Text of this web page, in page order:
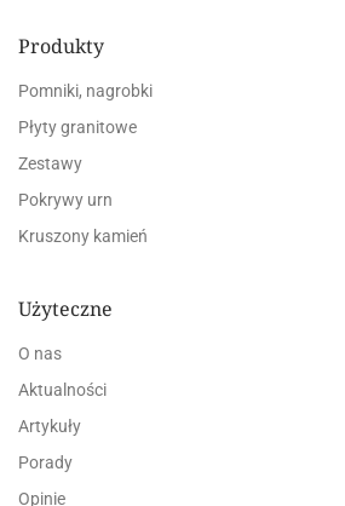
Produkty
Pomniki, nagrobki
Płyty granitowe
Zestawy
Pokrywy urn
Kruszony kamień
Użyteczne
O nas
Aktualności
Artykuły
Porady
Opinie